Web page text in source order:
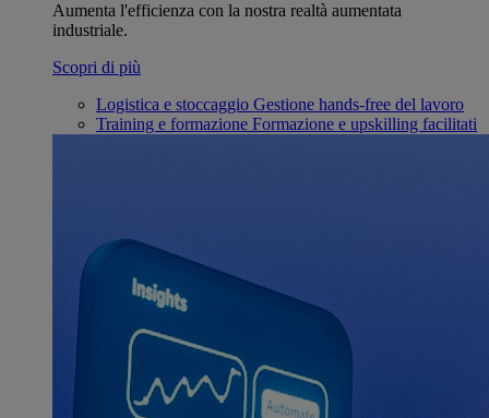
Aumenta l'efficienza con la nostra realtà aumentata
industriale.
Scopri di più
Logistica e stoccaggio Gestione hands-free del lavoro
Training e formazione Formazione e upskilling facilitati